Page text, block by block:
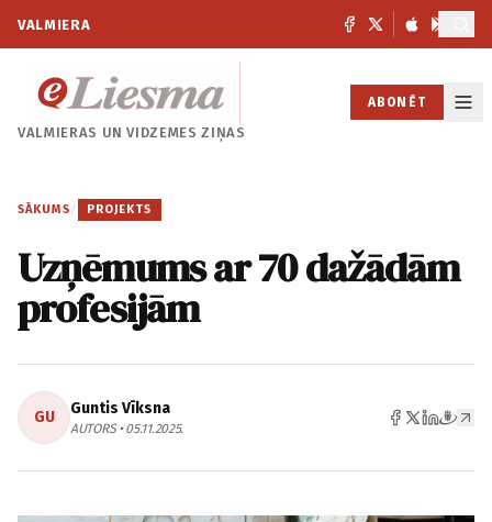
VALMIERA
VALMIERAS UNVIDZEMES ZIŅAS
ABONĒT
SĀKUMS / PROJEKTS
Uzņēmums ar 70 dažādām
profesijām
GU Guntis Vīksna
AUTORS • 05.11.2025.